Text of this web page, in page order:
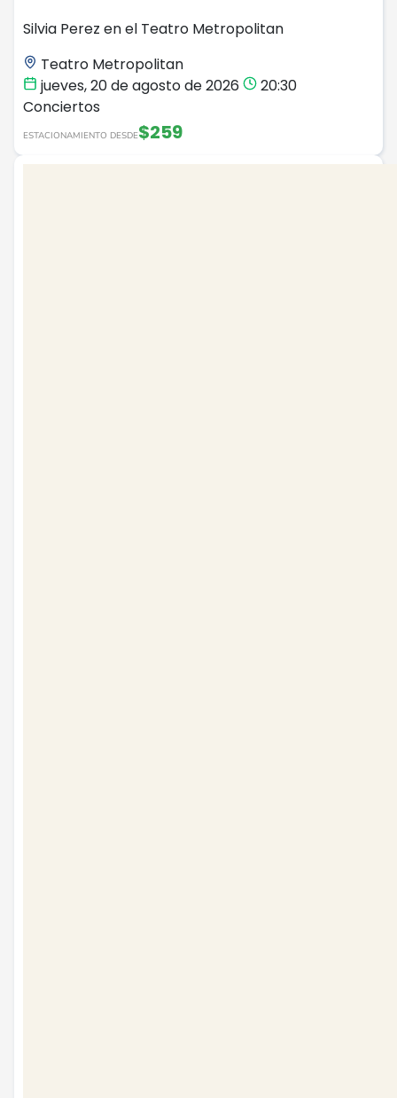
Silvia Perez en el Teatro Metropolitan
Teatro Metropolitan
jueves, 20 de agosto de 2026
20:30
Conciertos
ESTACIONAMIENTO DESDE$259